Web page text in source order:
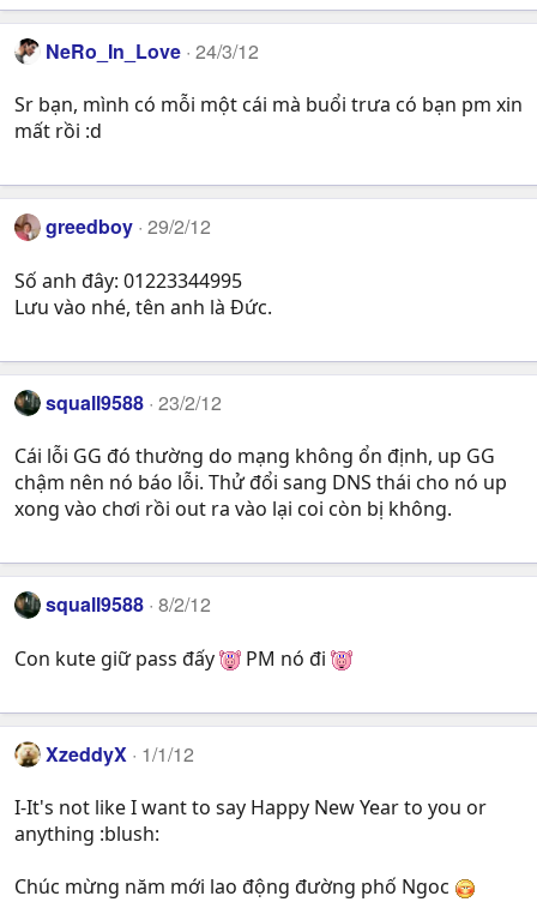
NeRo_In_Love 24/3/12
Sr bạn, mình có mỗi một cái mà buổi trưa có bạn pm xin
mất rồi :d
greedboy 29/2/12
Số anh đây: 01223344995
Lưu vào nhé, tên anh là Đức.
squall9588 23/2/12
Cái lỗi GG đó thường do mạng không ổn định, up GG
chậm nên nó báo lỗi. Thử đổi sang DNS thái cho nó up
xong vào chơi rồi out ra vào lại coi còn bị không.
squall9588 8/2/12
Con kute giữ pass đấy PM nó đi
XzeddyX 1/1/12
I-It's not like I want to say Happy New Year to you or
anything :blush:
Chúc mừng năm mới lao động đường phố Ngoc